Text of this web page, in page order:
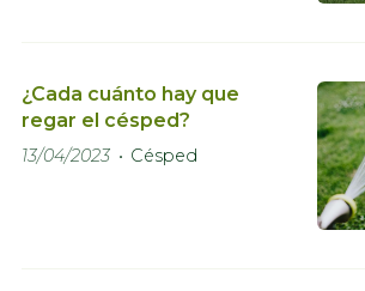
¿Cada cuánto hay que
regar el césped?
13/04/2023 Césped